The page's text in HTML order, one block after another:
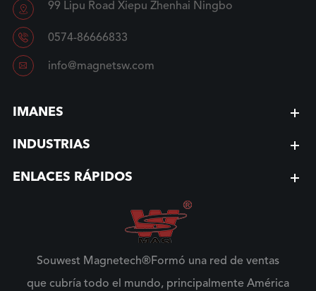
 99 Lipu Road Xiepu Zhenhai Ningbo
 0574-86666833
 info@magnetsw.com
IMANES
INDUSTRIAS
ENLACES RÁPIDOS
Souwest Magnetech®Formó una red de ventas
que cubría todo el mundo, principalmente América